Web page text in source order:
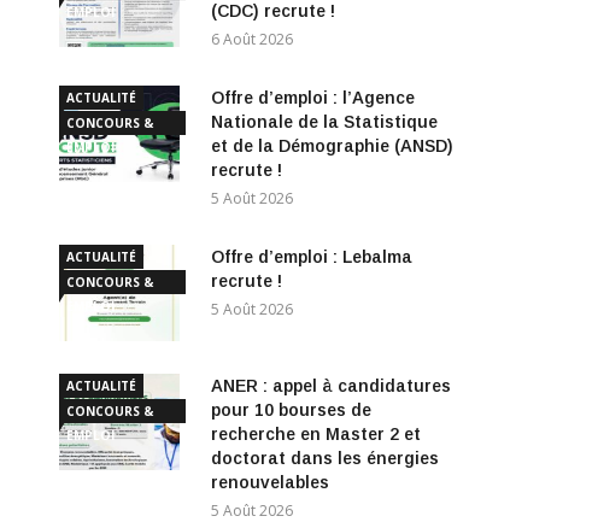
EMPLOI
(CDC) recrute !
6 Août 2026
ACTUALITÉ
CONCOURS &
EMPLOI
Offre d’emploi : l’Agence
Nationale de la Statistique
et de la Démographie (ANSD)
recrute !
5 Août 2026
ACTUALITÉ
CONCOURS &
EMPLOI
Offre d’emploi : Lebalma
recrute !
5 Août 2026
ACTUALITÉ
CONCOURS &
EMPLOI
ANER : appel à candidatures
pour 10 bourses de
recherche en Master 2 et
doctorat dans les énergies
renouvelables
5 Août 2026